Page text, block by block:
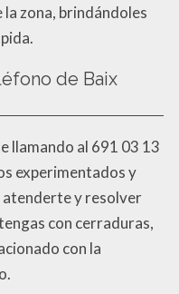
zona, brindándoles
de Baix
llamando al 691 03 13
experimentados y
atenderte y resolver
con cerraduras,
con la